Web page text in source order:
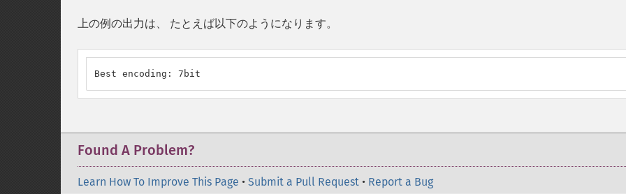
上の例の出力は、 たとえば以下のようになります。
Best encoding: 7bit
Found A Problem?
Learn How To Improve This Page • Submit a Pull Request • Report a Bug